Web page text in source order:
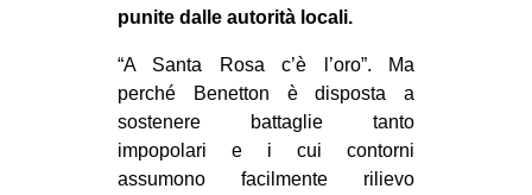
punite dalle autorità locali.
“A Santa Rosa c’è l’oro”. Ma
perché Benetton è disposta a
sostenere battaglie tanto
impopolari e i cui contorni
assumono facilmente rilievo